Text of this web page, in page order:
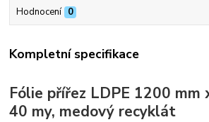
Hodnocení 0
Kompletní specifikace
Fólie přířez LDPE 1200 mm
40 my, medový recyklát